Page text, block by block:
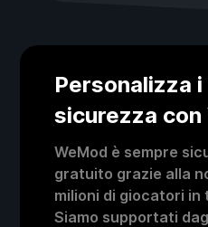
Personalizza
sicurezza con
WeMod è sempre
gratuito grazie alla
milioni di giocatori in
Siamo supportati